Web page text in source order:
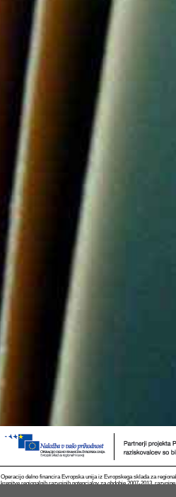
Operacijo delno financira Evropska unija iz Evropskega sklada za
krepitve regionalnih razvojnih potencialov za obdobje 2007-2013,